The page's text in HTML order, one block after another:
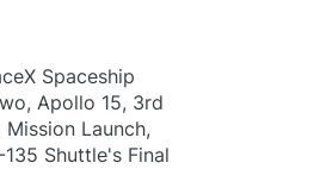
Spaceship
Apollo 15, 3rd
Launch,
Shuttle's Final